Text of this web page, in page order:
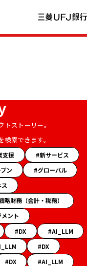
ストーリー。
索できます。
支援
新サービス
ン
グローバル
略財務（会計・税務）
ント
DX
AI_LLM
DX
DX
AI_LLM